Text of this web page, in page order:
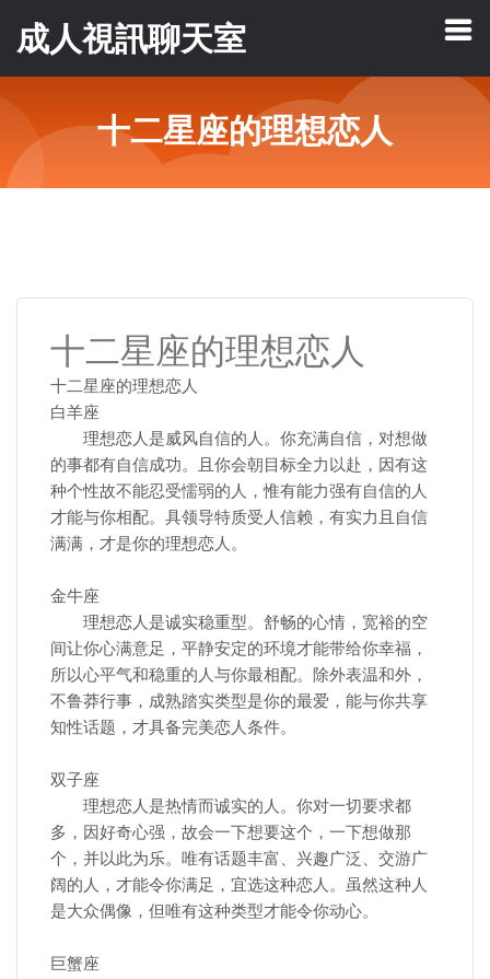
成人視訊聊天室
十二星座的理想恋人
十二星座的理想恋人
十二星座的理想恋人
白羊座
理想恋人是威风自信的人。你充满自信，对想做
的事都有自信成功。且你会朝目标全力以赴，因有这
种个性故不能忍受懦弱的人，惟有能力强有自信的人
才能与你相配。具领导特质受人信赖，有实力且自信
满满，才是你的理想恋人。
金牛座
理想恋人是诚实稳重型。舒畅的心情，宽裕的空
间让你心满意足，平静安定的环境才能带给你幸福，
所以心平气和稳重的人与你最相配。除外表温和外，
不鲁莽行事，成熟踏实类型是你的最爱，能与你共享
知性话题，才具备完美恋人条件。
双子座
理想恋人是热情而诚实的人。你对一切要求都
多，因好奇心强，故会一下想要这个，一下想做那
个，并以此为乐。唯有话题丰富、兴趣广泛、交游广
阔的人，才能令你满足，宜选这种恋人。虽然这种人
是大众偶像，但唯有这种类型才能令你动心。
巨蟹座